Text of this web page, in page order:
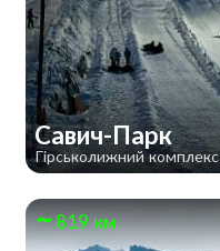
Савич-Парк
Гірськолижний комплекс
819 км